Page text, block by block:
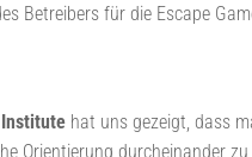
Betreibers für die Escape
hat uns gezeigt, dass
Orientierung durcheinander